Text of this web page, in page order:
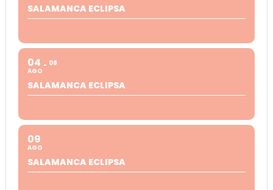
SALAMANCA ECLIPSA
04
AGO
08
SALAMANCA ECLIPSA
09
AGO
SALAMANCA ECLIPSA